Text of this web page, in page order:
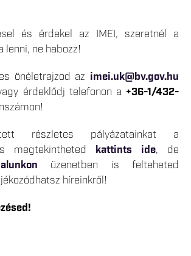
és érdekel az IMEI, szeretnél a
lenni, ne habozz!
önéletrajzod az imei.uk@bv.gov.hu
érdeklődj telefonon a +36-1/432-
részletes pályázatainkat a
megtekintheted kattints ide,
de
üzenetben is felteheted
híreinkről!